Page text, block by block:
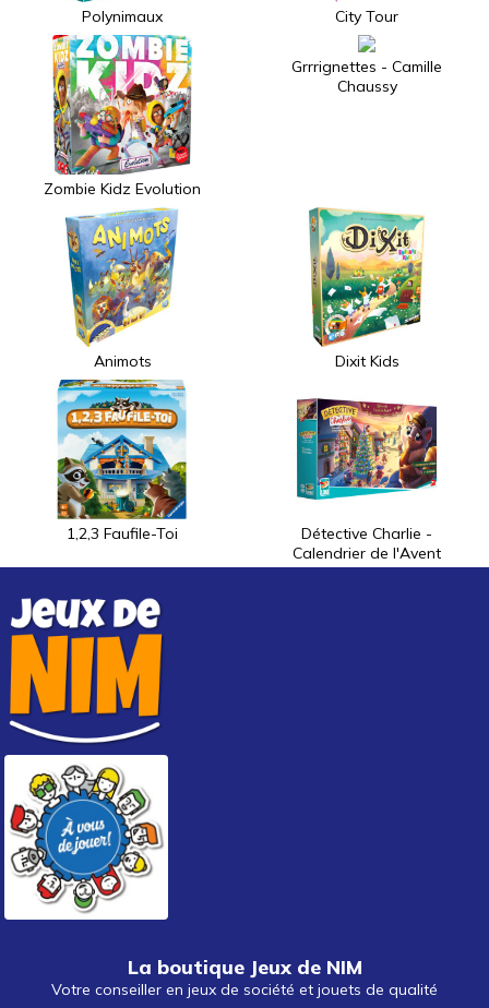
Polynimaux City Tour
Zombie Kidz Evolution
Grrrignettes - Camille
Chaussy
Animots Dixit Kids
1,2,3 Faufile-Toi
Détective Charlie -
Calendrier de l'Avent
La boutique Jeux de NIM
Votre conseiller en jeux de société et jouets de qualité